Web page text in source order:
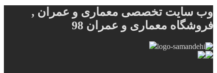
وب سایت تخصصی معماری و عمران ,
فروشگاه معماری و عمران 98